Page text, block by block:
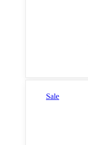
Sale